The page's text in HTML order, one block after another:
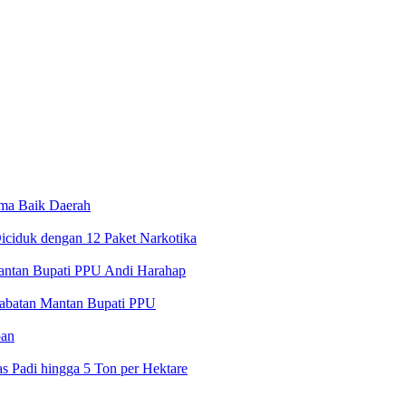
Baik Daerah
dengan 12 Paket Narkotika
Bupati PPU Andi Harahap
Mantan Bupati PPU
Padi hingga 5 Ton per Hektare